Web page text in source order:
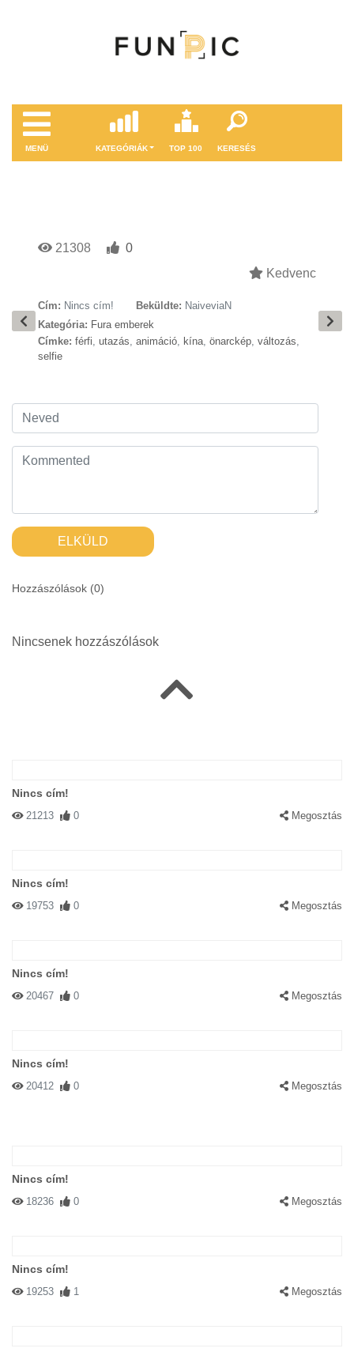
MENÜ KATEGÓRIÁK TOP 100 KERESÉS
21308
0
Kedvenc
Cím: Nincs cím! Beküldte: NaiveviaN
Kategória: Fura emberek
Címke: férfi, utazás, animáció, kína, önarckép, változás,
selfie
ELKÜLD
Hozzászólások (0)
Nincsenek hozzászólások
Nincs cím!
21213 0 Megosztás
Nincs cím!
19753 0 Megosztás
Nincs cím!
20467 0 Megosztás
Nincs cím!
20412 0 Megosztás
Nincs cím!
18236 0 Megosztás
Nincs cím!
19253 1 Megosztás